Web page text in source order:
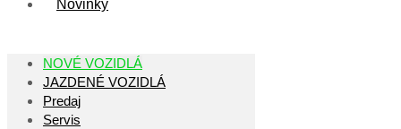
Novinky
NOVÉ VOZIDLÁ
JAZDENÉ VOZIDLÁ
Predaj
Servis